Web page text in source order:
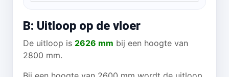
B: Uitloop op de vloer
De uitloop is 2626 mm bij een hoogte van
2800 mm.